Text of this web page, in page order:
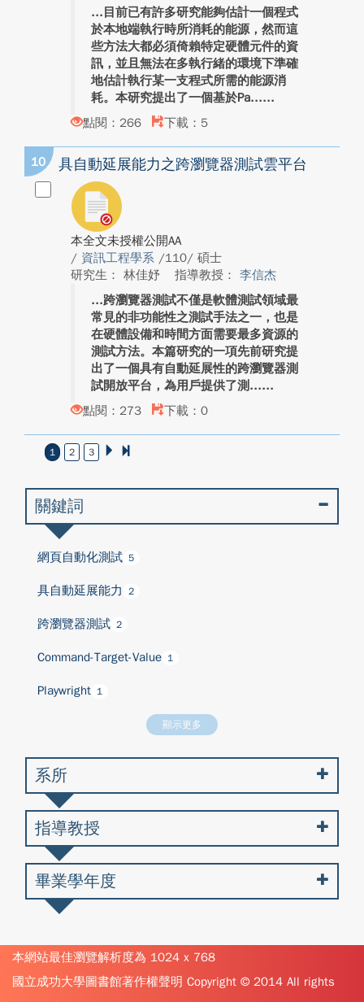
目前已有許多研究能夠估計一個程式
於本地端執行時所消耗的能源，然而這
些方法大都必須倚賴特定硬體元件的資
訊，並且無法在多執行緒的環境下準確
地估計執行某一支程式所需的能源消
耗。本研究提出了一個基於Pa...
點閱：266
下載：5
10 具自動延展能力之跨瀏覽器測試雲平台
本全文未授權公開AA
/ 資訊工程學系 /110/ 碩士
研究生： 林佳妤
指導教授： 李信杰
跨瀏覽器測試不僅是軟體測試領域最
常見的非功能性之測試手法之一，也是
在硬體設備和時間方面需要最多資源的
測試方法。本篇研究的一項先前研究提
出了一個具有自動延展性的跨瀏覽器測
試開放平台，為用戶提供了測...
點閱：273
下載：0
1 2 3
關鍵詞
網頁自動化測試 5
具自動延展能力 2
跨瀏覽器測試 2
Command-Target-Value 1
Playwright 1
顯示更多
系所
指導教授
畢業學年度
本網站最佳瀏覽解析度為 1024 x 768
國立成功大學圖書館著作權聲明 Copyright © 2014 All rights